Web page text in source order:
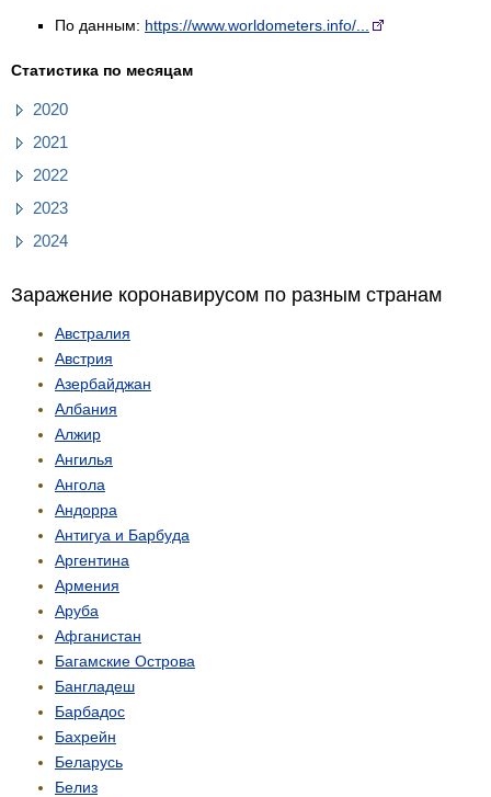
По данным: https://www.worldometers.info/...
Статистика по месяцам
2020
2021
2022
2023
2024
Заражение коронавирусом по разным странам
Австралия
Австрия
Азербайджан
Албания
Алжир
Ангилья
Ангола
Андорра
Антигуа и Барбуда
Аргентина
Армения
Аруба
Афганистан
Багамские Острова
Бангладеш
Барбадос
Бахрейн
Беларусь
Белиз